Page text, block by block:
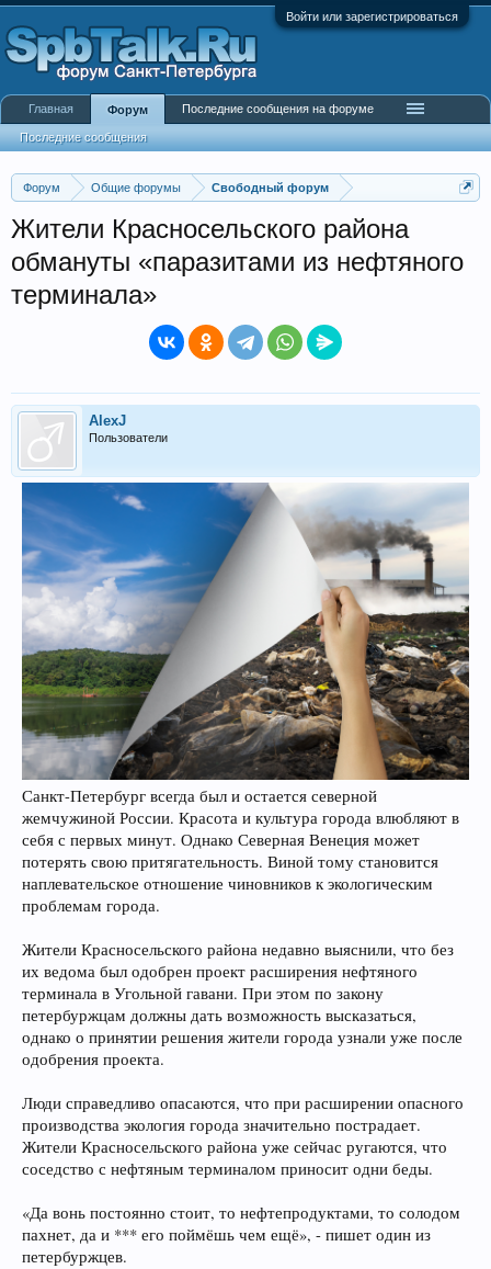
Войти или зарегистрироваться
Форум Общие форумы Свободный форум
Жители Красносельского района
обмануты «паразитами из нефтяного
терминала»
AlexJ
Пользователи
Санкт-Петербург всегда был и остается северной
жемчужиной России. Красота и культура города влюбляют в
себя с первых минут. Однако Северная Венеция может
потерять свою притягательность. Виной тому становится
наплевательское отношение чиновников к экологическим
проблемам города.
Жители Красносельского района недавно выяснили, что без
их ведома был одобрен проект расширения нефтяного
терминала в Угольной гавани. При этом по закону
петербуржцам должны дать возможность высказаться,
однако о принятии решения жители города узнали уже после
одобрения проекта.
Люди справедливо опасаются, что при расширении опасного
производства экология города значительно пострадает.
Жители Красносельского района уже сейчас ругаются, что
соседство с нефтяным терминалом приносит одни беды.
«Да вонь постоянно стоит, то нефтепродуктами, то солодом
пахнет, да и *** его поймёшь чем ещё», - пишет один из
петербуржцев.
Главная Форум
Последние сообщения
Последние сообщения на форуме